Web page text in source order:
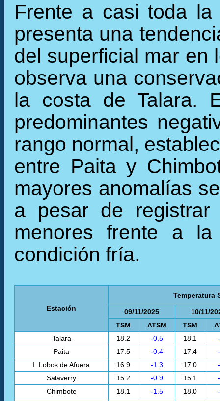
Frente a casi toda
presenta una
del superficial mar en
observa una
la costa de Talara.
predominantes
rango normal,
entre Paita y
mayores anomalías
a pesar de registrar
menores frente a
condición fría.
Estación
Temperatura
09/11/2025
10/11/
TSM
ATSM TSM
Talara
18.2 -0.5 18.1
Paita
17.5 -0.4 17.4
I. Lobos de Afuera
16.9 -1.3 17.0
Salaverry
15.2 -0.9 15.1
Chimbote
18.1 -1.5 18.0